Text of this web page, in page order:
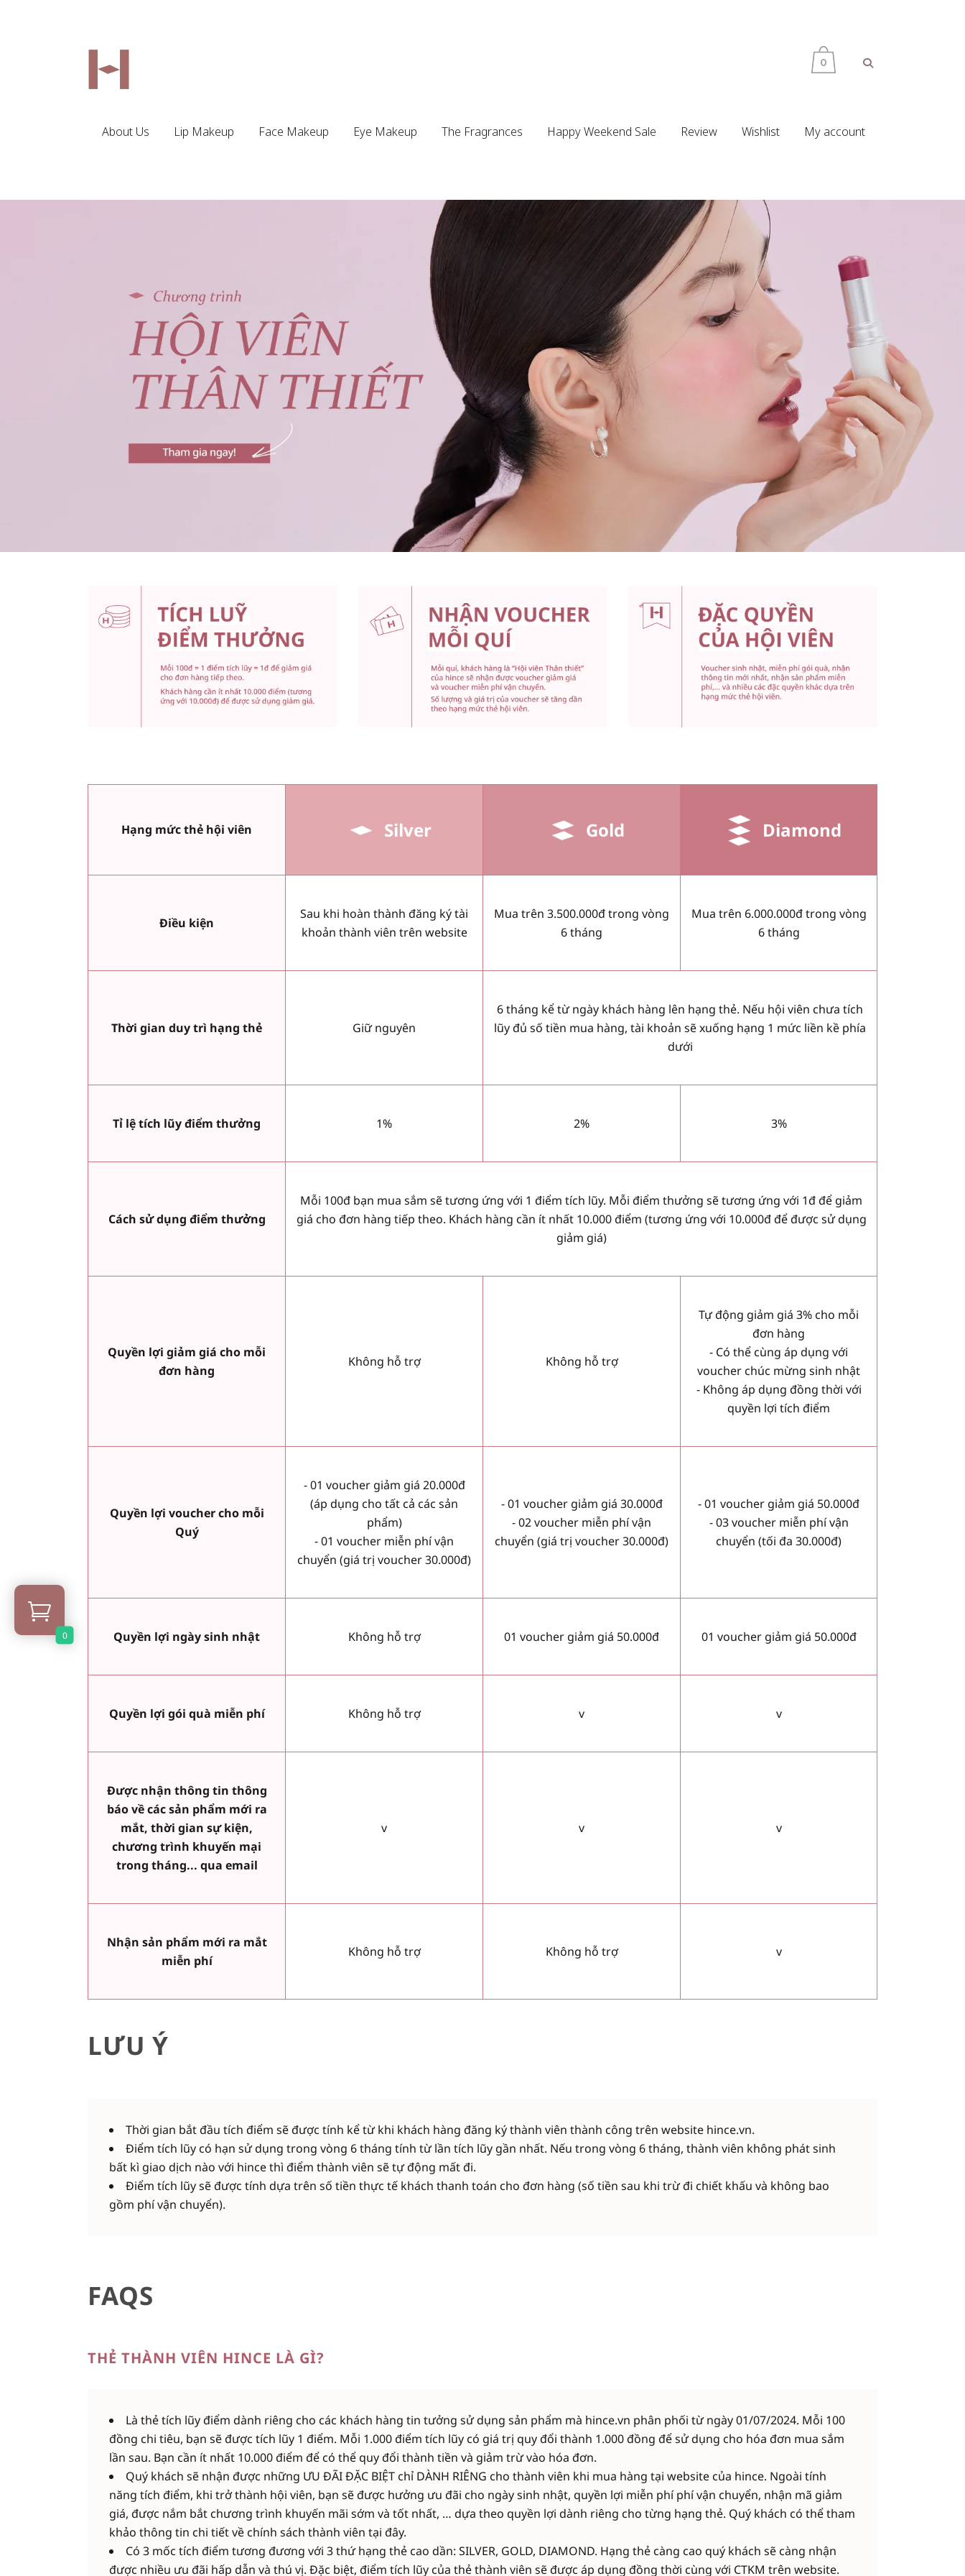
0
About Us Lip Makeup Face Makeup Eye Makeup The Fragrances Happy Weekend Sale Review Wishlist My account
Hạng mức thẻ hội viên Silver Gold Diamond
Điều kiện
Sau khi hoàn thành đăng ký tài
khoản thành viên trên website
Mua trên 3.500.000đ trong vòng
6 tháng
Mua trên 6.000.000đ trong vòng
6 tháng
Thời gian duy trì hạng thẻ Giữ nguyên
6 tháng kể từ ngày khách hàng lên hạng thẻ. Nếu hội viên chưa tích
lũy đủ số tiền mua hàng, tài khoản sẽ xuống hạng 1 mức liền kề phía
dưới
Tỉ lệ tích lũy điểm thưởng 1% 2% 3%
Cách sử dụng điểm thưởng
Mỗi 100đ bạn mua sắm sẽ tương ứng với 1 điểm tích lũy. Mỗi điểm thưởng sẽ tương ứng với 1đ để giảm
giá cho đơn hàng tiếp theo. Khách hàng cần ít nhất 10.000 điểm (tương ứng với 10.000đ để được sử dụng
giảm giá)
Quyền lợi giảm giá cho mỗi
đơn hàng
Không hỗ trợ Không hỗ trợ
Tự động giảm giá 3% cho mỗi
đơn hàng
- Có thể cùng áp dụng với
voucher chúc mừng sinh nhật
- Không áp dụng đồng thời với
quyền lợi tích điểm
Quyền lợi voucher cho mỗi
Quý
- 01 voucher giảm giá 20.000đ
(áp dụng cho tất cả các sản
phẩm)
- 01 voucher miễn phí vận
chuyển (giá trị voucher 30.000đ)
- 01 voucher giảm giá 30.000đ
- 02 voucher miễn phí vận
chuyển (giá trị voucher 30.000đ)
- 01 voucher giảm giá 50.000đ
- 03 voucher miễn phí vận
chuyển (tối đa 30.000đ)
Quyền lợi ngày sinh nhật Không hỗ trợ 01 voucher giảm giá 50.000đ 01 voucher giảm giá 50.000đ
Quyền lợi gói quà miễn phí Không hỗ trợ v v
Được nhận thông tin thông
báo về các sản phẩm mới ra
mắt, thời gian sự kiện,
chương trình khuyến mại
trong tháng... qua email
v v v
Nhận sản phẩm mới ra mắt
miễn phí
Không hỗ trợ Không hỗ trợ v
LƯU Ý
Thời gian bắt đầu tích điểm sẽ được tính kể từ khi khách hàng đăng ký thành viên thành công trên website hince.vn.
Điểm tích lũy có hạn sử dụng trong vòng 6 tháng tính từ lần tích lũy gần nhất. Nếu trong vòng 6 tháng, thành viên không phát sinh
bất kì giao dịch nào với hince thì điểm thành viên sẽ tự động mất đi.
Điểm tích lũy sẽ được tính dựa trên số tiền thực tế khách thanh toán cho đơn hàng (số tiền sau khi trừ đi chiết khấu và không bao
gồm phí vận chuyển).
FAQS
THẺ THÀNH VIÊN HINCE LÀ GÌ?
Là thẻ tích lũy điểm dành riêng cho các khách hàng tin tưởng sử dụng sản phẩm mà hince.vn phân phối từ ngày 01/07/2024. Mỗi 100
đồng chi tiêu, bạn sẽ được tích lũy 1 điểm. Mỗi 1.000 điểm tích lũy có giá trị quy đổi thành 1.000 đồng để sử dụng cho hóa đơn mua sắm
lần sau. Bạn cần ít nhất 10.000 điểm để có thể quy đổi thành tiền và giảm trừ vào hóa đơn.
Quý khách sẽ nhận được những ƯU ĐÃI ĐẶC BIỆT chỉ DÀNH RIÊNG cho thành viên khi mua hàng tại website của hince. Ngoài tính
năng tích điểm, khi trở thành hội viên, bạn sẽ được hưởng ưu đãi cho ngày sinh nhật, quyền lợi miễn phí phí vận chuyển, nhận mã giảm
giá, được nắm bắt chương trình khuyến mãi sớm và tốt nhất, … dựa theo quyền lợi dành riêng cho từng hạng thẻ. Quý khách có thể tham
khảo thông tin chi tiết về chính sách thành viên tại đây.
Có 3 mốc tích điểm tương đương với 3 thứ hạng thẻ cao dần: SILVER, GOLD, DIAMOND. Hạng thẻ càng cao quý khách sẽ càng nhận
được nhiều ưu đãi hấp dẫn và thú vị. Đặc biệt, điểm tích lũy của thẻ thành viên sẽ được áp dụng đồng thời cùng với CTKM trên website.
0